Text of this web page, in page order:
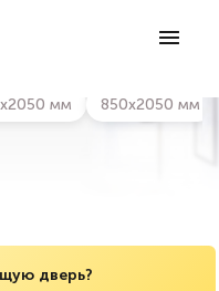
в Москве
мм 850х2050 мм
дверь?